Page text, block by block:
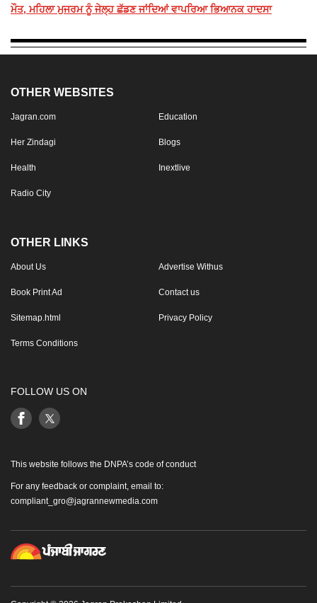
ਮੌਤ, ਮਹਿਲਾ ਮੁਜਰਮ ਨੂੰ ਜੇਲ੍ਹ ਛੱਡਣ ਜਾਂਦਿਆਂ ਵਾਪਰਿਆ ਭਿਆਨਕ ਹਾਦਸਾ
OTHER WEBSITES
Jagran.com Education
Her Zindagi Blogs
Health Inextlive
Radio City
OTHER LINKS
About Us Advertise Withus
Book Print Ad Contact us
Sitemap.html Privacy Policy
Terms Conditions
FOLLOW US ON
This website follows the DNPA’s code of conduct
For any feedback or complaint, email to:
compliant_gro@jagrannewmedia.com